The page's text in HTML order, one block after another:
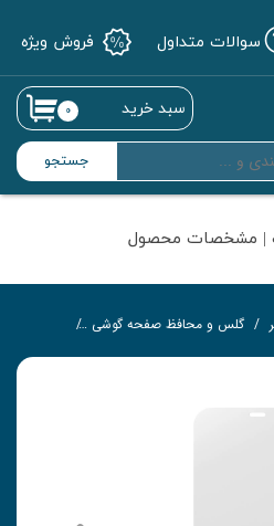
جستجو
۰ سبد خرید
سوالات متداول فروش ویژه
| مشخصات محصول
گلس و محافظ صفحه گوشی